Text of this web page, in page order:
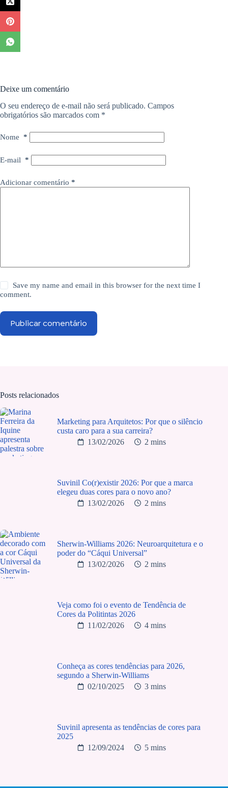
Deixe um comentário
O seu endereço de e-mail não será publicado. Campos
obrigatórios são marcados com *
Nome *
E-mail *
Adicionar comentário *
Save my name and email in this browser for the next time I
comment.
Publicar comentário
Posts relacionados
Marketing para Arquitetos: Por que o silêncio
custa caro para a sua carreira?
13/02/2026
2 mins
Suvinil Co(r)existir 2026: Por que a marca
elegeu duas cores para o novo ano?
13/02/2026
2 mins
Sherwin-Williams 2026: Neuroarquitetura e o
poder do “Cáqui Universal”
13/02/2026
2 mins
Veja como foi o evento de Tendência de
Cores da Politintas 2026
11/02/2026
4 mins
Conheça as cores tendências para 2026,
segundo a Sherwin-Williams
02/10/2025
3 mins
Suvinil apresenta as tendências de cores para
2025
12/09/2024
5 mins